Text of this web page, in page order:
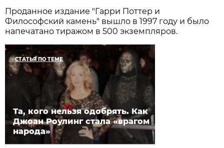
Проданное издание "Гарри Поттер и
Философский камень" вышло в 1997 году и было
напечатано тиражом в 500 экземпляров.
СТАТЬЯ ПО ТЕМЕ
Та, кого нельзя одобрять. Как
Джоан Роулинг стала «врагом
народа»